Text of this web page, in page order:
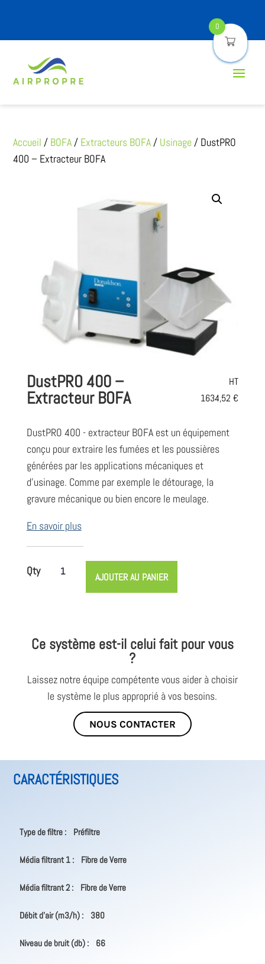
Accueil / BOFA/ Extracteurs BOFA/ Usinage / DustPRO
400 – Extracteur BOFA
DustPRO 400 –
Extracteur BOFA
1634,52€
HT
DustPRO 400 - extracteur BOFA est un équipement
conçu pour extraire les fumées et les poussières
générées par les applications mécaniques et
d'usinage. Comme par exemple le détourage, la
gravure mécanique ou bien encore le meulage.
quantité
Extracteur
AJOUTER AU PANIER
Ce système est-il celui fait pour vous
?
Laissez notre équipe compétente vous aider à choisir
le système le plus approprié à vos besoins.
NOUS CONTACTER
CARACTÉRISTIQUES
Type de filtre : Préfiltre
Média filtrant 1 : Fibre de Verre
Média filtrant 2 : Fibre de Verre
Débit d'air (m3/h) : 380
Niveau de bruit (db) : 66
0